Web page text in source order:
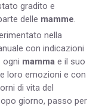
gradito e
delle mamme.
nella
con indicazioni
ogni mamma e il suo
loro emozioni e con
di vita del
giorno, passo per